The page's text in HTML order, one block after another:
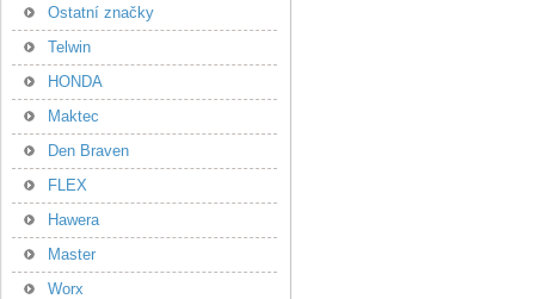
Ostatní značky
Telwin
HONDA
Maktec
Den Braven
FLEX
Hawera
Master
Worx